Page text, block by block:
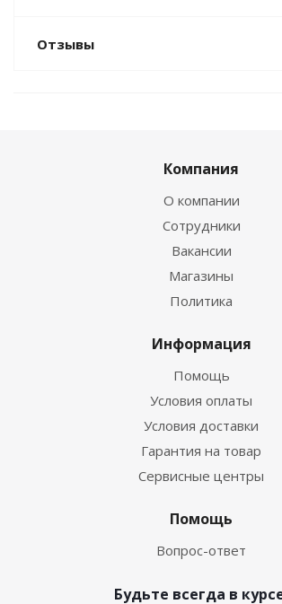
Отзывы
Компания
О компании
Сотрудники
Вакансии
Магазины
Политика
Информация
Помощь
Условия оплаты
Условия доставки
Гарантия на товар
Сервисные центры
Помощь
Вопрос-ответ
Будьте всегда в